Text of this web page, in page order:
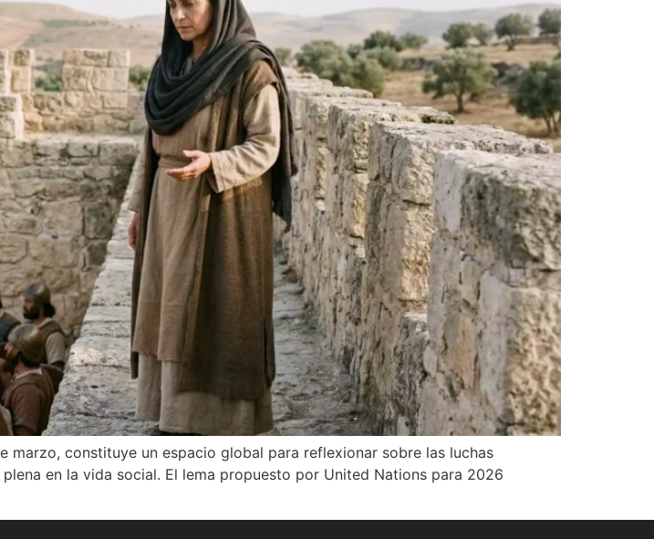
marzo, constituye un espacio global para reflexionar sobre las luchas
en la vida social. El lema propuesto por United Nations para 2026